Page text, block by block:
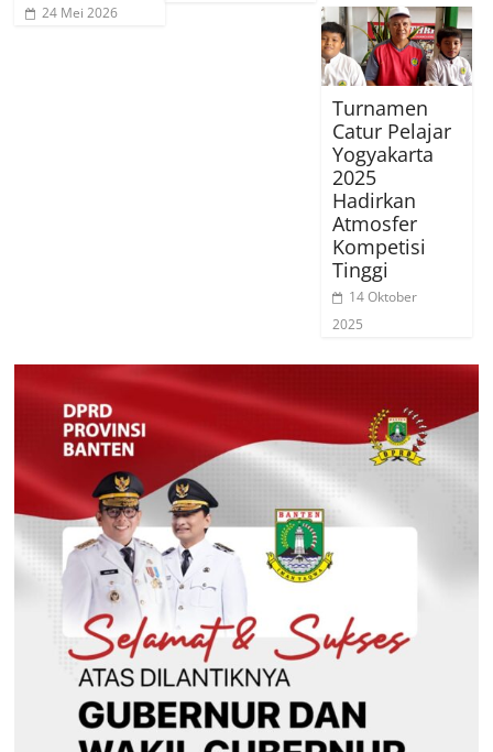
24 Mei 2026
Turnamen
Catur Pelajar
Yogyakarta
2025
Hadirkan
Atmosfer
Kompetisi
Tinggi
14 Oktober
2025